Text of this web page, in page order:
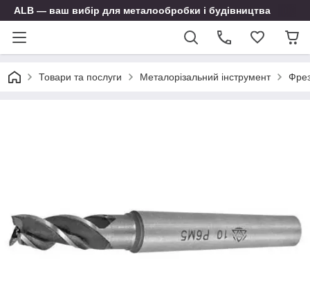
ALB — ваш вибір для металообробки і будівництва
Товари та послуги Металорізальний інструмент